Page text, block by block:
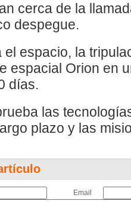
cerca de la
despegue.
espacio, la
espacial Orion en
días.
las
plazo y las
Email